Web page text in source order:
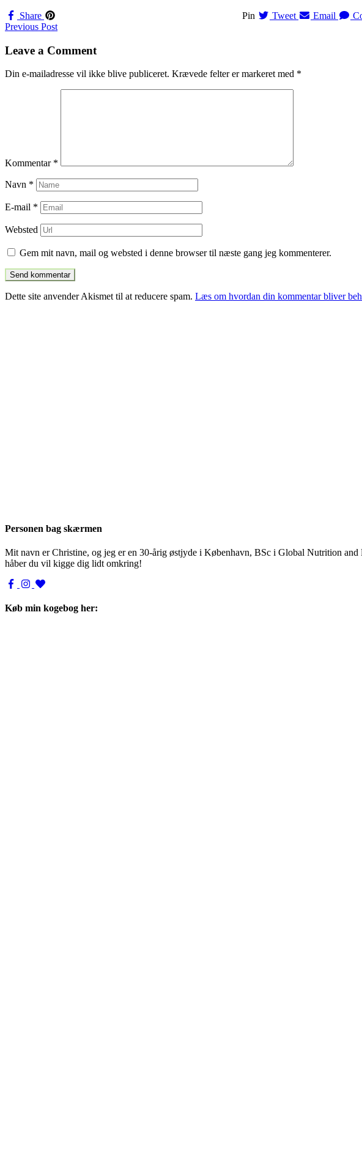
Share Pin Tweet Email
Navigation
til
Previous Post
Leave a Comment
Din e-mailadresse vil ikke blive publiceret. Krævede felter er markeret med *
Kommentar *
Navn *
E-mail *
Websted
Gem mit navn, mail og websted i denne browser til næste gang jeg kommenterer.
Dette site anvender Akismet til at reducere spam. Læs om hvordan din kommentar bliver
Personen bag skærmen
Mit navn er Christine, og jeg er en 30-årig østjyde i København, BSc i Global Nutrition
håber du vil kigge dig lidt omkring!
Køb min kogebog her: